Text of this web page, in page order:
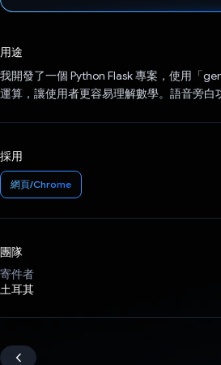
用途
我開發了一個 Python Flask 專案，使用「
運算，讓使用者更容易理解數學。語音旁白
採用
網頁/Chrome
團隊
寄件者
土耳其